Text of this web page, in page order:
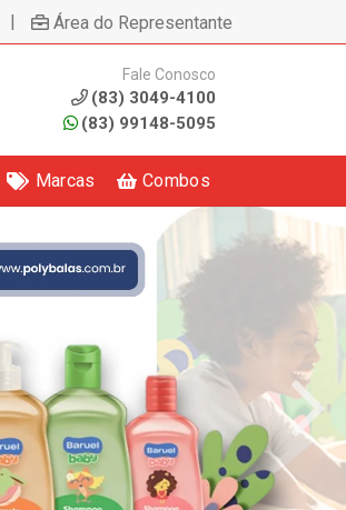
| Área do Representante
Fale Conosco
(83) 3049-4100
(83) 99148-5095
Marcas Combos